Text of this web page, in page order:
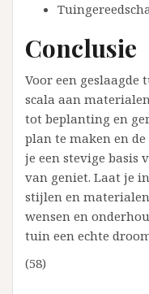
Conclusie
Voor een geslaagde
scala aan
tot beplanting en
plan te maken en
je een stevige basis
van geniet. Laat je
stijlen en
wensen en
tuin een echte
(58)